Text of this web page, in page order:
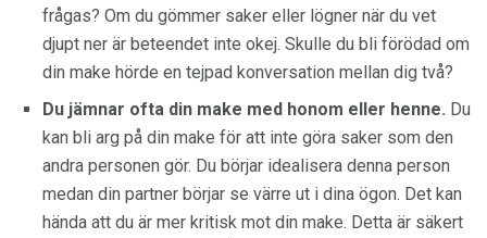
frågas? Om du gömmer saker eller lögner när du vet
djupt ner är beteendet inte okej. Skulle du bli förödad om
din make hörde en tejpad konversation mellan dig två?
Du jämnar ofta din make med honom eller henne. Du
kan bli arg på din make för att inte göra saker som den
andra personen gör. Du börjar idealisera denna person
medan din partner börjar se värre ut i dina ögon. Det kan
hända att du är mer kritisk mot din make. Detta är säkert